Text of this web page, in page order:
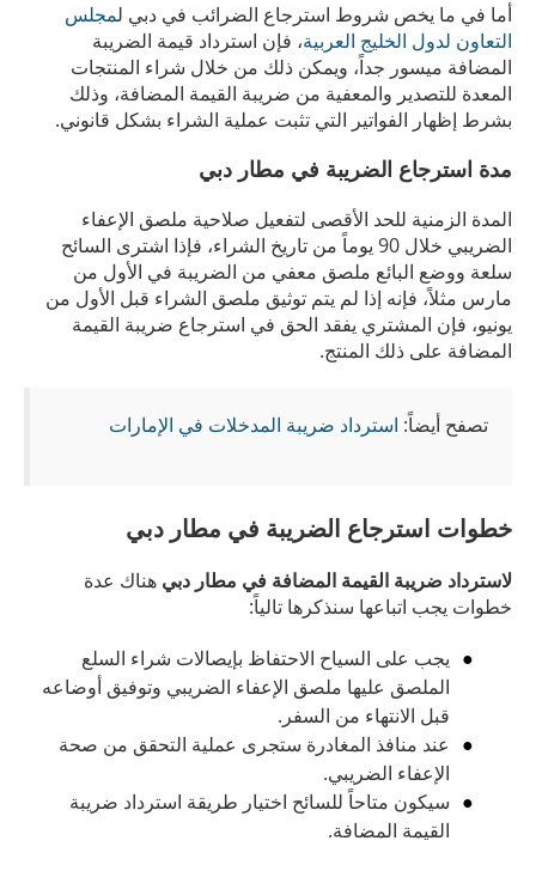
أما في ما يخص شروط استرجاع الضرائب في دبي لمجلس
التعاون لدول الخليج العربية، فإن استرداد قيمة الضريبة
المضافة ميسور جداً، ويمكن ذلك من خلال شراء المنتجات
المعدة للتصدير والمعفية من ضريبة القيمة المضافة، وذلك
بشرط إظهار الفواتير التي تثبت عملية الشراء بشكل قانوني.
مدة استرجاع الضريبة في مطار دبي
المدة الزمنية للحد الأقصى لتفعيل صلاحية ملصق الإعفاء
الضريبي خلال 90 يوماً من تاريخ الشراء، فإذا اشترى السائح
سلعة ووضع البائع ملصق معفي من الضريبة في الأول من
مارس مثلاً، فإنه إذا لم يتم توثيق ملصق الشراء قبل الأول من
يونيو، فإن المشتري يفقد الحق في استرجاع ضريبة القيمة
المضافة على ذلك المنتج.
تصفح أيضاً: استرداد ضريبة المدخلات في الإمارات
خطوات استرجاع الضريبة في مطار دبي
لاسترداد ضريبة القيمة المضافة في مطار دبي هناك عدة
خطوات يجب اتباعها سنذكرها تالياً:
يجب على السياح الاحتفاظ بإيصالات شراء السلع
الملصق عليها ملصق الإعفاء الضريبي وتوفيق أوضاعه
قبل الانتهاء من السفر.
عند منافذ المغادرة ستجرى عملية التحقق من صحة
الإعفاء الضريبي.
سيكون متاحاً للسائح اختيار طريقة استرداد ضريبة
القيمة المضافة.